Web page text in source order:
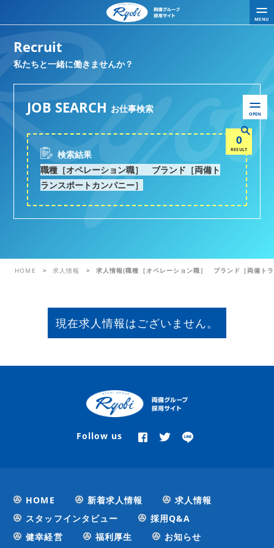
Recruit
私たちと一緒に働きませんか？
JOB SEARCH お仕事検索 OPEN
検索結果
職種［オペレーション職］ ブランド［両備ト
ランスポートカンパニー］
0
RESULT
MENU
HOME 求人情報 求人情報(職種［オペレーション職］ ブランド［両備ト
現在求人情報はございません。
Follow us
HOME 新着求人情報
求人情報
スタッフインタビュー
採用Q&A
健幸経営
福利厚生 お知らせ